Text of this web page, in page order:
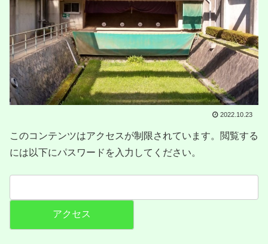
2022.10.23
このコンテンツはアクセスが制限されています。閲覧する
には以下にパスワードを入力してください。